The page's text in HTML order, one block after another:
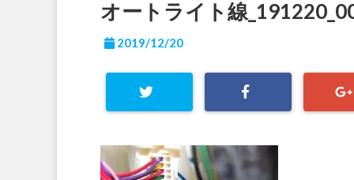
オートライト線
2019/12/20